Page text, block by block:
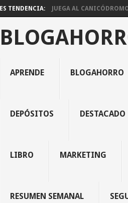
ES TENDENCIA: JUEGA AL
APRENDE BLOGAHORRO
DEPÓSITOS DESTACADO
LIBRO MARKETING
RESUMEN SEMANAL